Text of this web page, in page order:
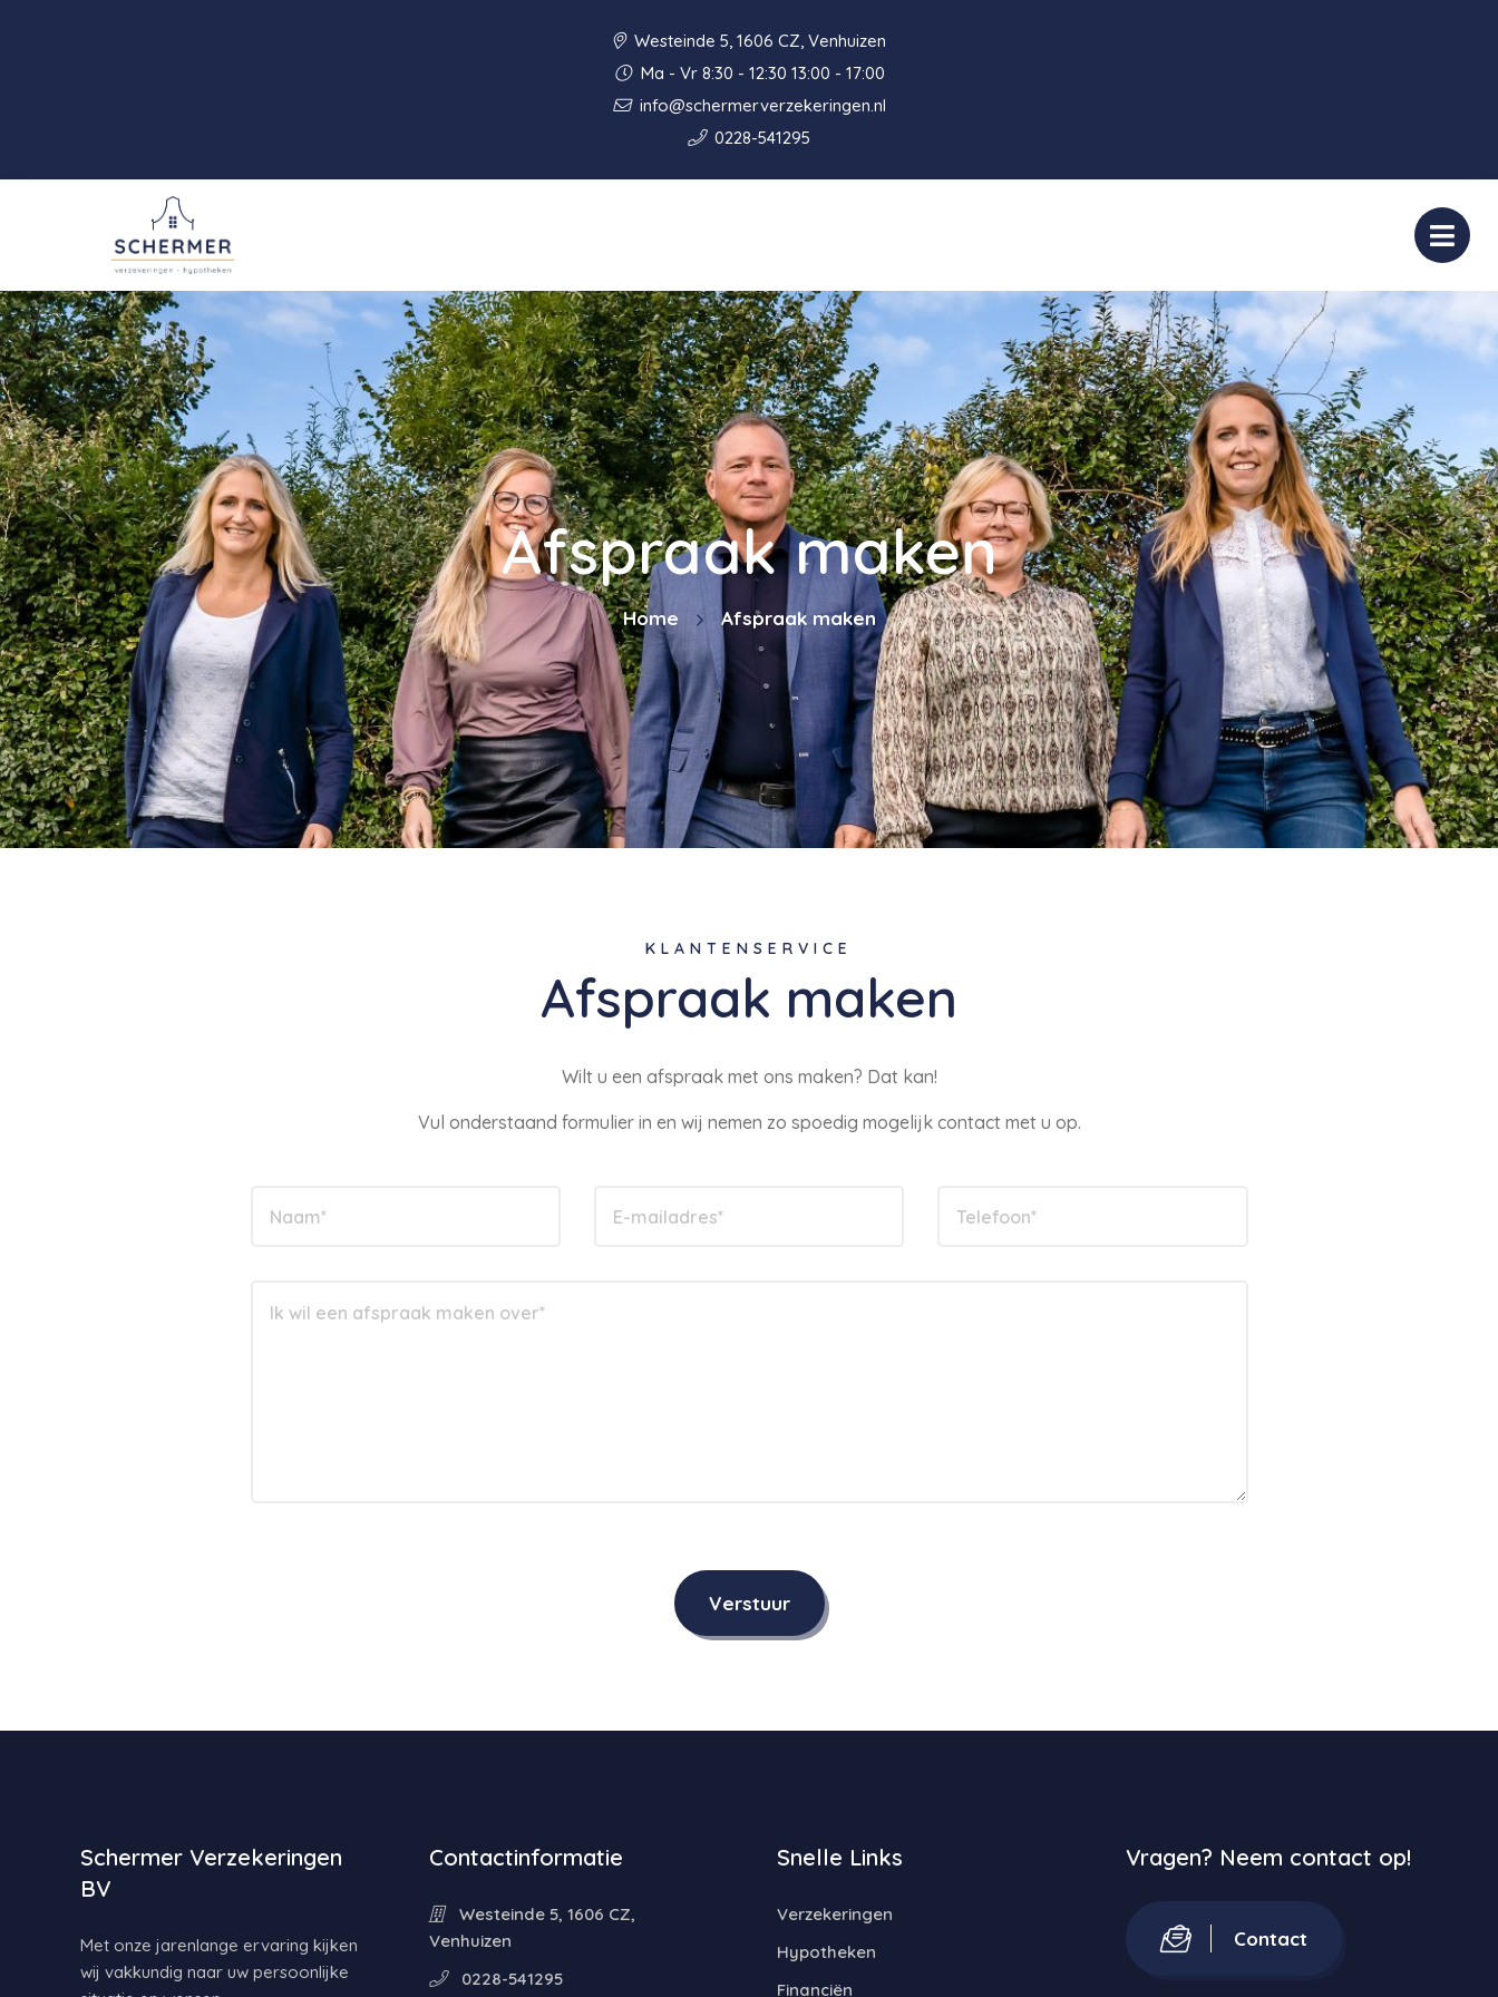
Westeinde 5, 1606 CZ, Venhuizen
Ma - Vr 8:30 - 12:30 13:00 - 17:00
info@schermerverzekeringen.nl
0228-541295
Afspraak maken
Home Afspraak maken
Afspraak maken
KLANTENSERVICE
Wilt u een afspraak met ons maken? Dat kan!
Vul onderstaand formulier in en wij nemen zo spoedig mogelijk contact met u op.
Verstuur
Schermer Verzekeringen
BV
Met onze jarenlange ervaring kijken
wij vakkundig naar uw persoonlijke
Contactinformatie
Westeinde 5, 1606 CZ,
Venhuizen
0228-541295
Snelle Links
Verzekeringen
Hypotheken
Financiën
Vragen? Neem contact op!
Contact